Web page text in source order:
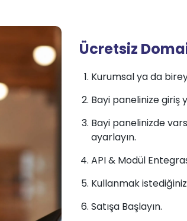
Ücretsiz
Kurumsal ya da
Bayi panelinize giriş
Bayi panelinizde
ayarlayın.
API & Modül
Kullanmak
Satışa Başlayın.